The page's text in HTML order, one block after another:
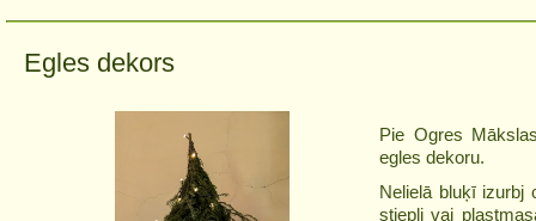
Egles dekors
Pie Ogres
egles dekoru.
Nelielā bluķī izurbj
stiepli vai